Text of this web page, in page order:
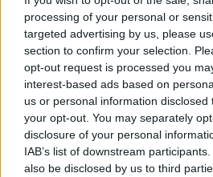
processing of your personal or
targeted advertising by us, please
section to confirm your selection.
opt-out request is processed you
interest-based ads based on
us or personal information
your opt-out. You may separately
disclosure of your personal
IAB’s list of downstream
also be disclosed by us to third
Σχόλια
κατηγορείται για
συμμετοχή στην τραγωδία
της Μαρφίν - Μεταφέρθηκε
απευθείας από το
αεροδρόμιο